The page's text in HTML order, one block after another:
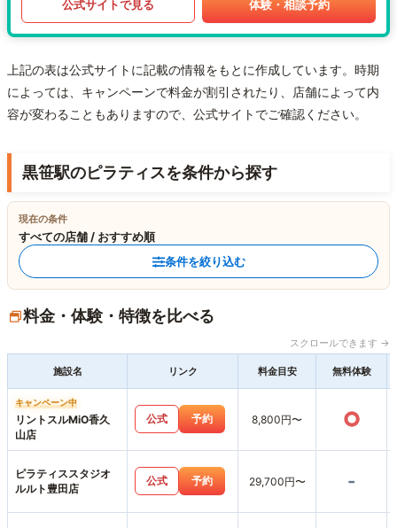
公式サイトで見る 体験・相談予約
上記の表は公式サイトに記載の情報をもとに作成しています。時期
によっては、キャンペーンで料金が割引されたり、店舗によって内
容が変わることもありますので、公式サイトでご確認ください。
黒笹駅のピラティスを条件から探す
現在の条件
すべての店舗 / おすすめ順
条件を絞り込む
料金・体験・特徴を比べる
スクロールできます →
施設名 リンク 料金目安 無料体験
キャンペーン中
リントスルMiO香久
山店
公式 予約 8,800円〜 ○
ピラティススタジオ
ルルト豊田店
公式 予約 29,700円〜 -